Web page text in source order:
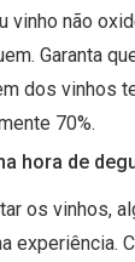
vinho não
Garanta
dos vinhos
70%.
hora de
os vinhos,
experiência.